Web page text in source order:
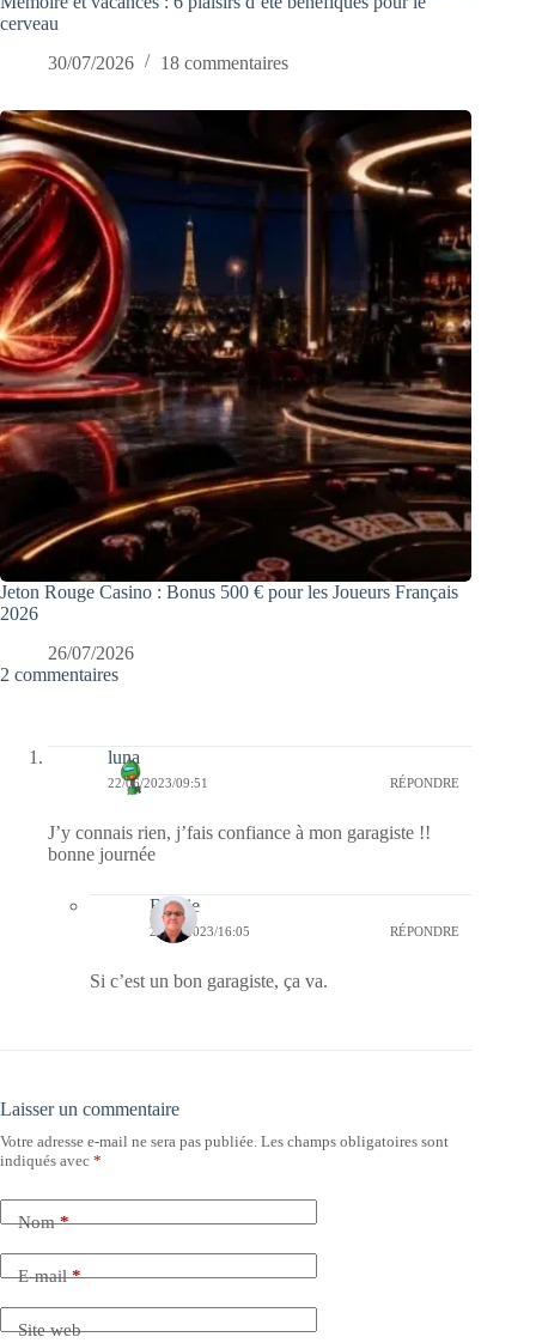
cerveau
30/07/2026
18 commentaires
Jeton Rouge Casino : Bonus 500 € pour les Joueurs Français
2026
26/07/2026
2 commentaires
luna
22/06/2023/09:51 RÉPONDRE
J’y connais rien, j’fais confiance à mon garagiste !!
bonne journée
Bernie
24/06/2023/16:05 RÉPONDRE
Si c’est un bon garagiste, ça va.
Laisser un commentaire
Votre adresse e-mail ne sera pas publiée. Les champs obligatoires sont
indiqués avec *
Nom*
E-mail*
Site web